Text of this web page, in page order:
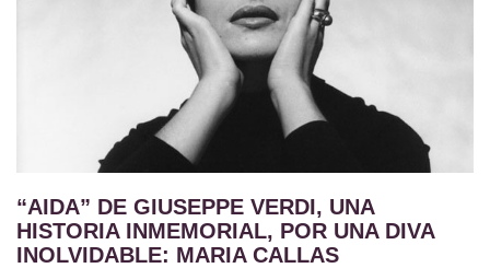
“AIDA” DE GIUSEPPE VERDI, UNA
HISTORIA INMEMORIAL, POR UNA DIVA
INOLVIDABLE: MARIA CALLAS